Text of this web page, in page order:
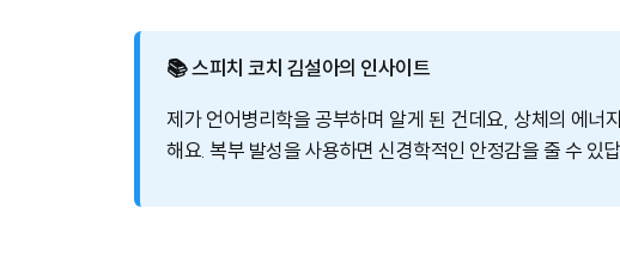
📚 스피치 코치 김설아의 인사이트
제가 언어병리학을 공부하며 알게 된 건데요, 상체의 에너
해요. 복부 발성을 사용하면 신경학적인 안정감을 줄 수 있